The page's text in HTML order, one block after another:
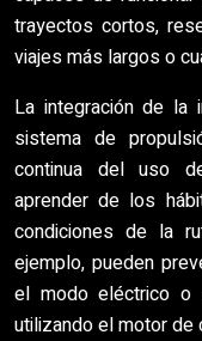
trayectos cortos,
viajes más largos o
La integración de la
sistema de
continua del uso
aprender de los
condiciones de la
ejemplo, pueden
el modo eléctrico o
utilizando el motor de